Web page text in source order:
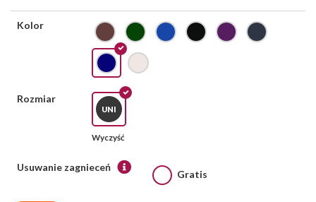
Kolor
Rozmiar
UNI
Wyczyść
Usuwanie zagnieceń
Gratis